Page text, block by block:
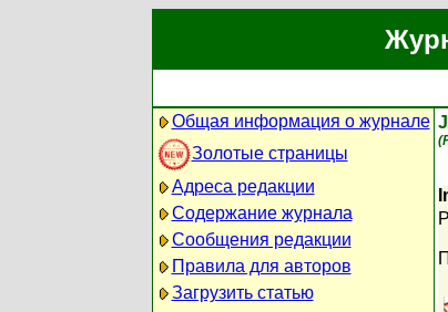
Общая информация о журнале
Золотые страницы
Адреса редакции
Содержание журнала
Сообщения редакции
Правила для авторов
Загрузить статью